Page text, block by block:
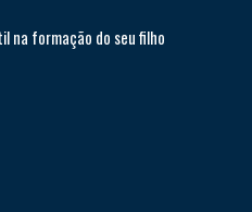
na formação do seu filho